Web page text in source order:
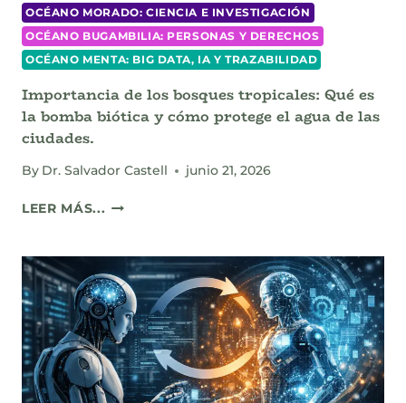
OCÉANO MORADO: CIENCIA E INVESTIGACIÓN
OCÉANO BUGAMBILIA: PERSONAS Y DERECHOS
OCÉANO MENTA: BIG DATA, IA Y TRAZABILIDAD
Importancia de los bosques tropicales: Qué es
la bomba biótica y cómo protege el agua de las
ciudades.
By Dr. Salvador Castell junio 21, 2026
LEER MÁS... IMPORTANCIA
BOSQUES
TROPICALES:
QUÉ
ES
LA
BOMBA
BIÓTICA
Y